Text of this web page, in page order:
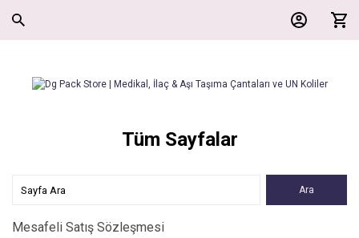
Tüm Sayfalar
Mesafeli Satış Sözleşmesi